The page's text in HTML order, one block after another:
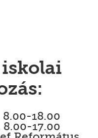
18.00
17.00